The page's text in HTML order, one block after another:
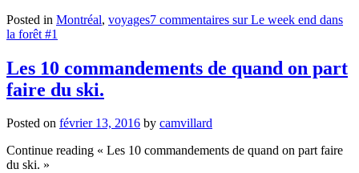
Posted in Montréal, voyages7 commentaires sur Le week end dans
la forêt #1
Les 10 commandements de quand on part
faire du ski.
Posted on février 13, 2016 by camvillard
Continue reading « Les 10 commandements de quand on part faire
du ski. »